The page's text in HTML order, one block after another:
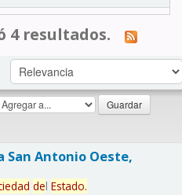
4 resultados.
Antonio Oeste,
del Estado.